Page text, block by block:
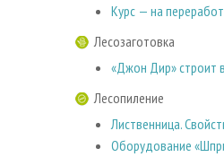
Курс — на
Лесозаготовка
«Джон Дир» строит
Лесопиление
Лиственница.
Оборудование